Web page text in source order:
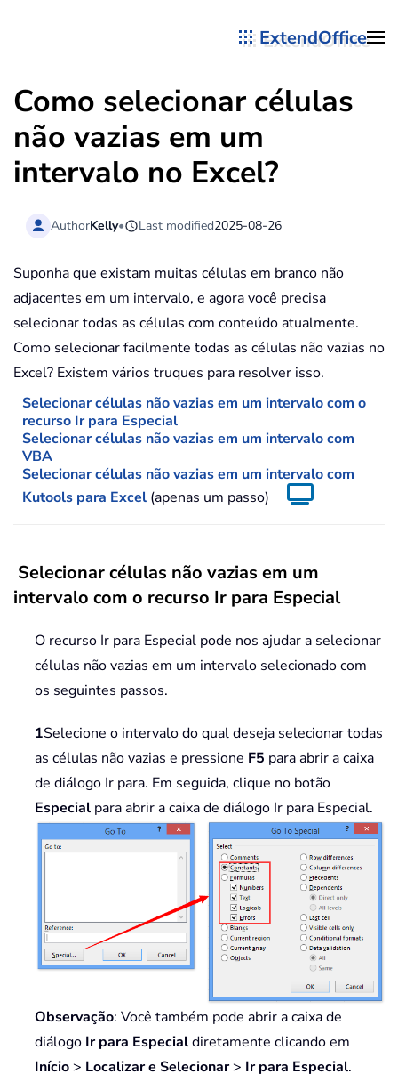
ExtendOffice
Como selecionar células
não vazias em um
intervalo no Excel?
AuthorKelly• Last modified2025-08-26
Suponha que existam muitas células em branco não
adjacentes em um intervalo, e agora você precisa
selecionar todas as células com conteúdo atualmente.
Como selecionar facilmente todas as células não vazias no
Excel? Existem vários truques para resolver isso.
Selecionar células não vazias em um intervalo com o
recurso Ir para Especial
Selecionar células não vazias em um intervalo com
VBA
Selecionar células não vazias em um intervalo com
Kutools para Excel (apenas um passo)
Selecionar células não vazias em um
intervalo com o recurso Ir para Especial
O recurso Ir para Especial pode nos ajudar a selecionar
células não vazias em um intervalo selecionado com
os seguintes passos.
1Selecione o intervalo do qual deseja selecionar todas
as células não vazias e pressione F5 para abrir a caixa
de diálogo Ir para. Em seguida, clique no botão
Especial para abrir a caixa de diálogo Ir para Especial.
Observação: Você também pode abrir a caixa de
diálogo Ir para Especialdiretamente clicando em
Início > Localizar e Selecionar> Ir para Especial.